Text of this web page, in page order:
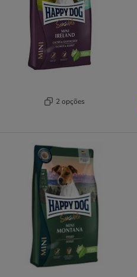
2 opções